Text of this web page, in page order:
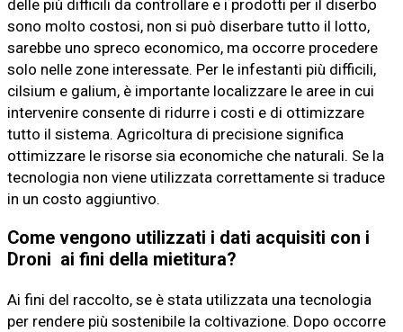
delle più difficili da controllare e i prodotti per il diserbo
sono molto costosi, non si può diserbare tutto il lotto,
sarebbe uno spreco economico, ma occorre procedere
solo nelle zone interessate. Per le infestanti più difficili,
cilsium e galium, è importante localizzare le aree in cui
intervenire consente di ridurre i costi e di ottimizzare
tutto il sistema. Agricoltura di precisione significa
ottimizzare le risorse sia economiche che naturali. Se la
tecnologia non viene utilizzata correttamente si traduce
in un costo aggiuntivo.
Come vengono utilizzati i dati acquisiti con i
Droni ai fini della mietitura?
Ai fini del raccolto, se è stata utilizzata una tecnologia
per rendere più sostenibile la coltivazione. Dopo occorre